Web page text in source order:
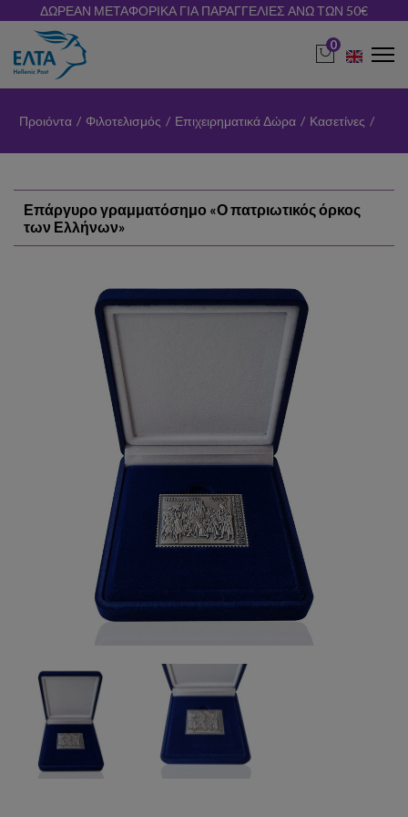
ΔΩΡΕΑΝ ΜΕΤΑΦΟΡΙΚΑ ΓΙΑ ΠΑΡΑΓΓΕΛΙΕΣ ΑΝΩ ΤΩΝ 50€
0
Προιόντα / Φιλοτελισμός / Επιχειρηματικά Δώρα / Κασετίνες /
Επάργυρο γραμματόσημο «Ο πατριωτικός όρκος
των Ελλήνων»